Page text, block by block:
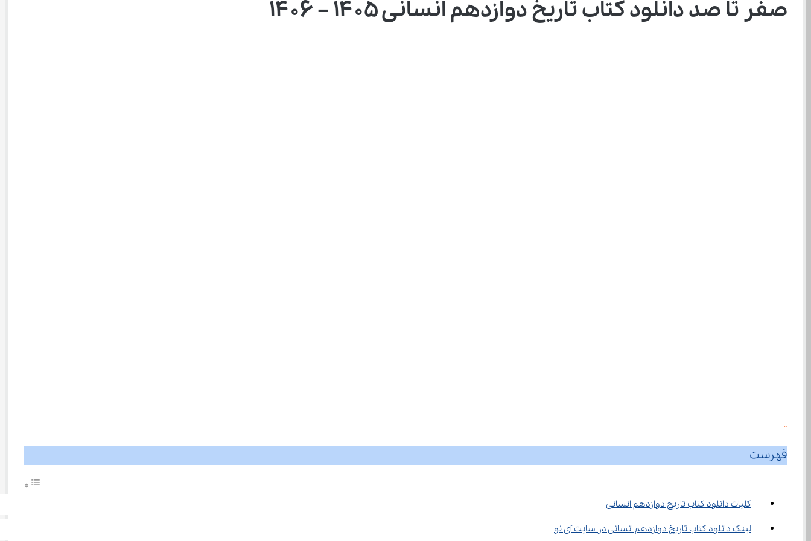
صفر تا صد دانلود کتاب تاریخ دوازدهم انسانی ۱۴۰۵ – ۱۴۰۶
0
فهرست
کلیات دانلود کتاب تاریخ دوازدهم انسانی
لینک دانلود کتاب تاریخ دوازدهم انسانی در سایت آی نو